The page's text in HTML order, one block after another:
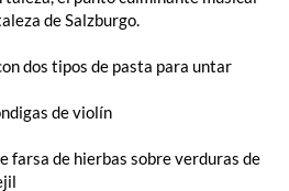
de Salzburgo.
dos tipos de pasta para untar
de violín
farsa de hierbas sobre verduras de